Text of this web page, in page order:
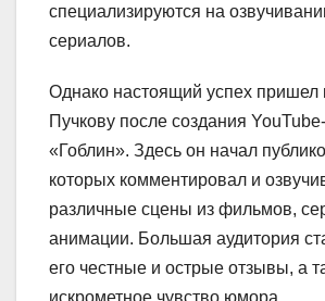
специализируются на
сериалов.
Однако настоящий успех пришел
Пучкову после создания
«Гоблин». Здесь он начал
которых комментировал и
различные сцены из фильмов,
анимации. Большая аудитория
его честные и острые отзывы, а
искрометное чувство юмора.